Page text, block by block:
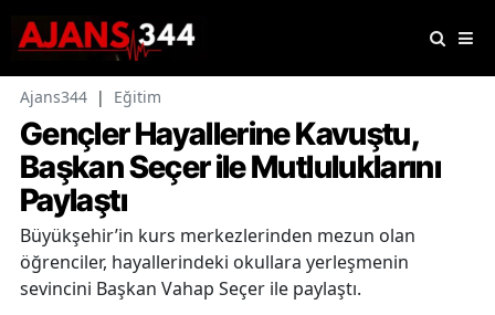
Ajans344 | Eğitim
Gençler Hayallerine Kavuştu,
Başkan Seçer ile Mutluluklarını
Paylaştı
Büyükşehir’in kurs merkezlerinden mezun olan
öğrenciler, hayallerindeki okullara yerleşmenin
sevincini Başkan Vahap Seçer ile paylaştı.